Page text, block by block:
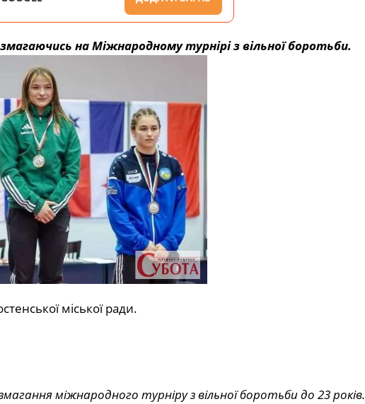
на Міжнародному турнірі з вільної боротьби.
міської ради.
міжнародного турніру з вільної боротьби до 23 років.